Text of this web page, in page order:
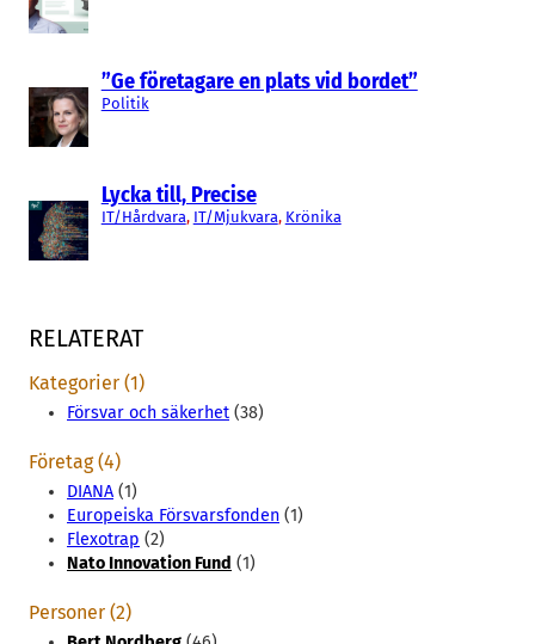
”Ge företagare en plats vid bordet”
Politik
Lycka till, Precise
IT/Hårdvara, IT/Mjukvara, Krönika
RELATERAT
Kategorier (1)
Försvar och säkerhet (38)
Företag (4)
DIANA (1)
Europeiska Försvarsfonden (1)
Flexotrap (2)
Nato Innovation Fund (1)
Personer (2)